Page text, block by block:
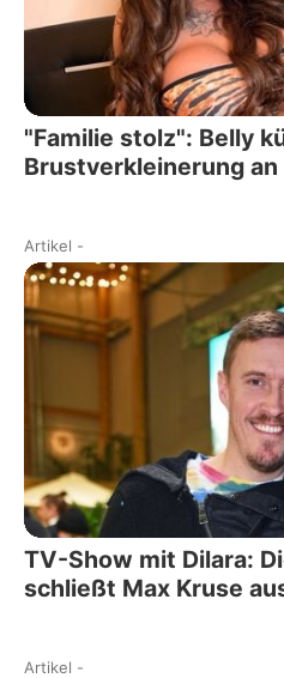
"Familie stolz": Belly
Brustverkleinerung an
Artikel -
TV-Show mit Dilara:
schließt Max Kruse
Artikel -